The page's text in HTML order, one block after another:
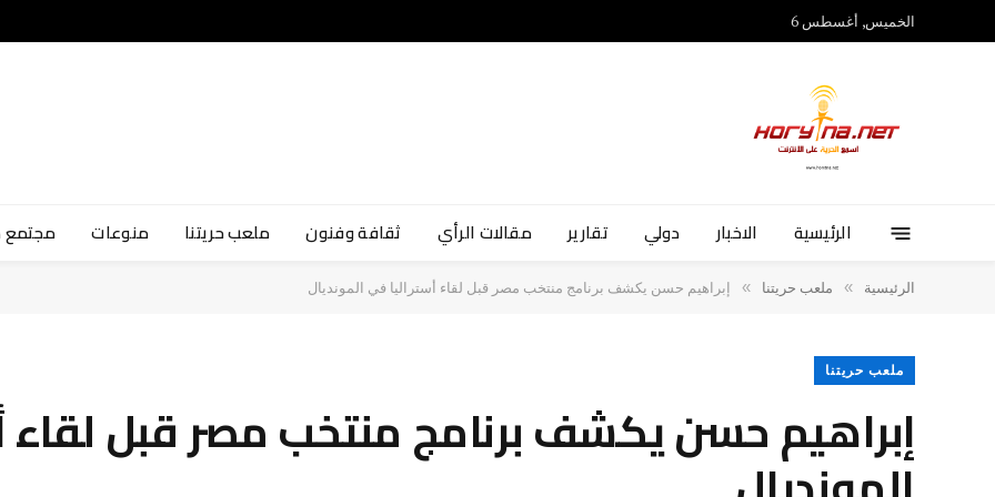
الخميس, أغسطس 6
الرئيسية الاخبار دولي تقارير مقالات الرأي ثقافة وفنون ملعب حريتنا منوعات
الرئيسية » ملعب حريتنا » إبراهيم حسن يكشف برنامج منتخب مصر قبل لقاء أستراليا في المونديال
ملعب حريتنا
إبراهيم حسن يكشف برنامج منتخب مصر قبل لقاء